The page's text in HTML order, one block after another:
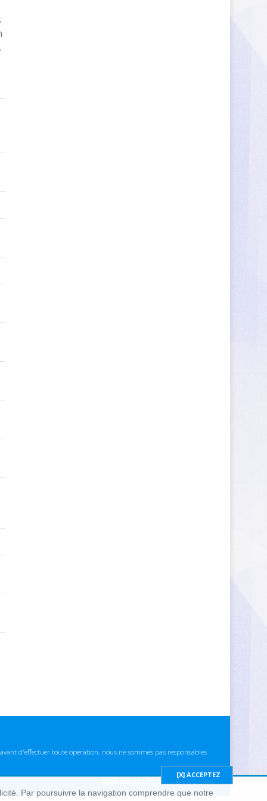
.
d'effectuer toute opération, nous ne sommes pas responsables
Mentions Légales & cookies
Par poursuivre la navigation comprendre que notre